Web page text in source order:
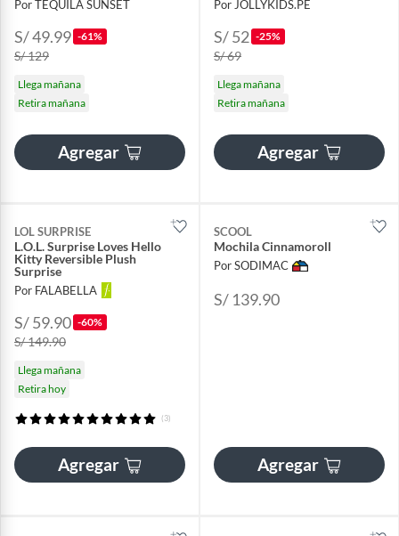
Por TEQUILA SUNSET
S/ 49.99 -61%
S/ 129
Llega mañana
Retira mañana
Agregar
Por JOLLYKIDS.PE
S/ 52 -25%
S/ 69
Llega mañana
Retira mañana
Agregar
LOL SURPRISE
L.O.L. Surprise Loves Hello
Kitty Reversible Plush
Surprise
Por FALABELLA
S/ 59.90 -60%
S/ 149.90
Llega mañana
Retira hoy
(3)
Agregar
SCOOL
Mochila Cinnamoroll
Por SODIMAC
S/ 139.90
Agregar